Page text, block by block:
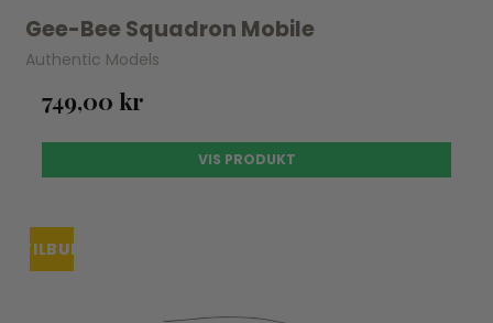
Gee-Bee Squadron Mobile
Authentic Models
749,00 kr
VIS PRODUKT
TILBUDUDSOLGT